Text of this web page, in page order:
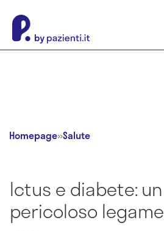
Homepage»Salute
Ictus e diabete: un
pericoloso legame